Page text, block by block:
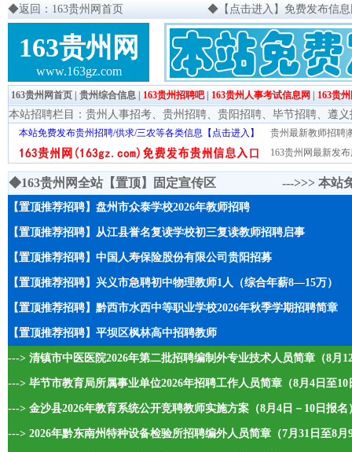
◆返回：163贵州网首页 ◆ 【点击进入】免费发布信
163贵州网
www.163gz.com
163贵州网首页 贵州综合信息 163贵州招聘吧| 163贵州人事考试信息网 163贵
本站招聘栏目： 贵州人事招考、 贵州招聘、 贵阳招聘、 毕节招聘、 遵义
本站免费发布贵州招聘/供求/三农等各类信息【点击进入】
贵州最新教师招聘|
163贵州网最新发
◆163贵州网全站【置顶】固定宣传区 --->>> 本站
【置顶推荐招聘】盘州市众泰学校2026年教师招聘
【置顶推荐招聘】从江县誉名复读学校初三复读教师招聘启事
【置顶推荐招聘】中国人寿保险股份有限公司贵阳招募
【置顶推荐招聘】兴义市急聘初中物理教师1人（综合年薪8—15万）
【置顶推荐招聘】黔西市水西中等职业学校2026年秋季学期招聘简章
【置顶推荐招聘】平坝区枫林高中招聘教师
---> 清镇市中医医院2026年第二批招聘编制外专业技术人员简章（8月
---> 毕节市教育局所属事业单位2026年招聘工作人员简章（8月4日至10
---> 金沙县2026年教育系统公开竞聘教师实施方案（8月4日－10日报名
---> 2026年黔东南州特种设备检验所招聘编外人员简章（7月31日至8月